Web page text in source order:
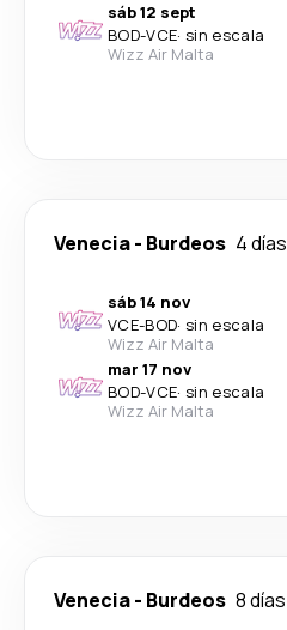
sáb 12 sept
BOD-VCE· sin escala
Wizz Air Malta
Venecia- Burdeos 4 días
sáb 14 nov
VCE-BOD· sin escala
Wizz Air Malta
mar 17 nov
BOD-VCE· sin escala
Wizz Air Malta
Venecia- Burdeos 8 días